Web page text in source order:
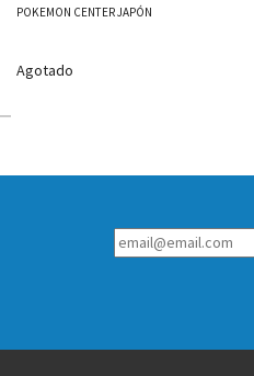
POKEMON CENTER JAPÓN
Agotado